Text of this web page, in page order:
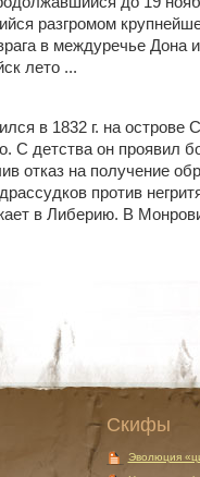
разгромом
в междуречье Дона
лето ...
в 1832 г. на острове
С детства он проявил
отказ на получение
против
в Либерию. В
Скифы
Эволюция